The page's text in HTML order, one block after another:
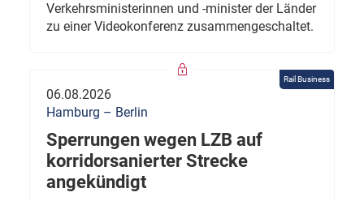
Verkehrsministerinnen und -minister der Länder
zu einer Videokonferenz zusammengeschaltet.
Rail Business
06.08.2026
Hamburg – Berlin
Sperrungen wegen LZB auf
korridorsanierter Strecke
angekündigt